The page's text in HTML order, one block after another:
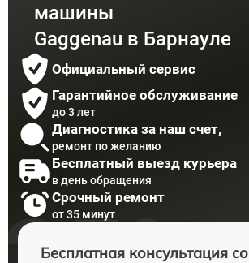
машины
Gaggenau в Барнауле
Официальный сервис
Гарантийное обслуживание
до 3 лет
Диагностика за наш счет,
ремонт по желанию
Бесплатный выезд курьера
в день обращения
Срочный ремонт
от 35 минут
Бесплатная консультация со